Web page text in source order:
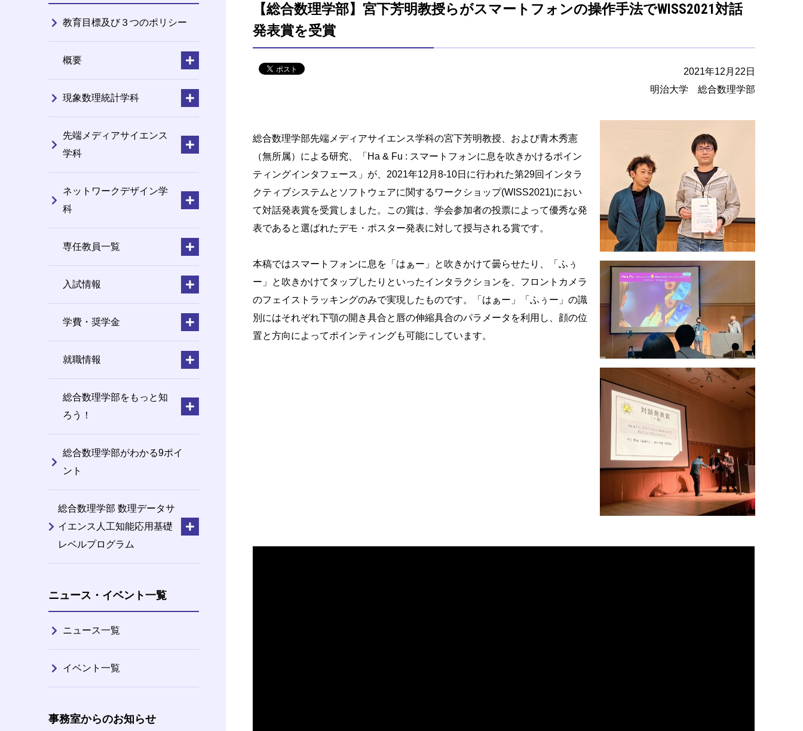
【総合数理学部】宮下芳明教授らがスマートフォンの操作手法でWISS2021対話
発表賞を受賞
2021年12月22日
明治大学 総合数理学部
総合数理学部先端メディアサイエンス学科の宮下芳明教授、および青木秀憲
（無所属）による研究、「Ha & Fu : スマートフォンに息を吹きかけるポイン
ティングインタフェース」が、2021年12月8-10日に行われた第29回インタラ
クティブシステムとソフトウェアに関するワークショップ(WISS2021)におい
て対話発表賞を受賞しました。この賞は、学会参加者の投票によって優秀な発
表であると選ばれたデモ・ポスター発表に対して授与される賞です。
本稿ではスマートフォンに息を「はぁー」と吹きかけて曇らせたり、「ふぅ
ー」と吹きかけてタップしたりといったインタラクションを、フロントカメラ
のフェイストラッキングのみで実現したものです。「はぁー」「ふぅー」の識
別にはそれぞれ下顎の開き具合と唇の伸縮具合のパラメータを利用し、顔の位
置と方向によってポインティングも可能にしています。
教育目標及び３つのポリシー
概要
現象数理統計学科
先端メディアサイエンス
学科
ネットワークデザイン学
科
専任教員一覧
入試情報
学費・奨学金
就職情報
総合数理学部をもっと知
ろう！
総合数理学部がわかる9ポイ
ント
総合数理学部 数理データサ
イエンス人工知能応用基礎
レベルプログラム
ニュース・イベント一覧
ニュース一覧
イベント一覧
事務室からのお知らせ